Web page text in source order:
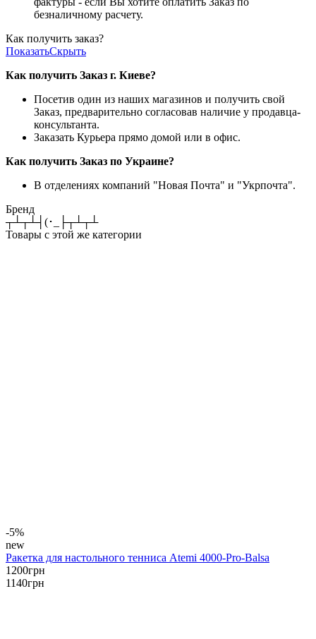
безналичному расчету.
Как получить заказ?
ПоказатьСкрыть
Как получить Заказ г. Киеве?
Посетив один из наших магазинов и получить свой
Заказ, предварительно согласовав наличие у продавца-
консультанта.
Заказать Курьера прямо домой или в офис.
Как получить Заказ по Украине?
В отделениях компаний "Новая Почта" и "Укрпочта".
Бренд
┬┴┬┴┤(･_├┬┴┬┴
Товары с этой же категории
-5%
new
Ракетка для настольного тенниса Atemi 4000-Pro-Balsa
1200грн
1140грн